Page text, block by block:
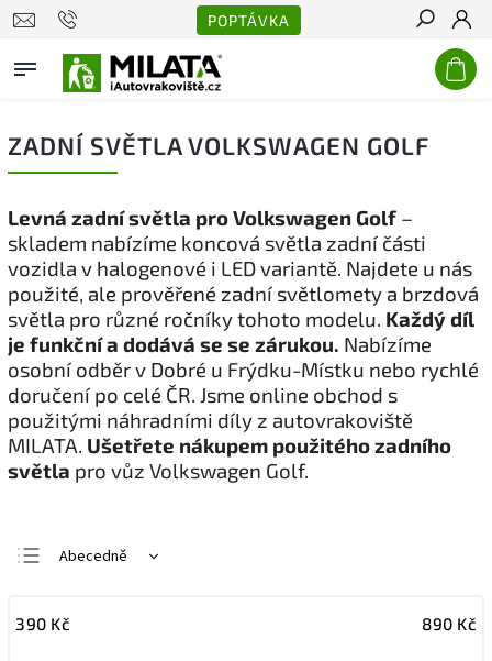
POPTÁVKA
Hledat
ZADNÍ SVĚTLA VOLKSWAGEN GOLF
Levná zadní světla pro Volkswagen Golf –
skladem nabízíme koncová světla zadní části
vozidla v halogenové i LED variantě. Najdete u nás
použité, ale prověřené zadní světlomety a brzdová
světla pro různé ročníky tohoto modelu. Každý díl
je funkční a dodává se se zárukou. Nabízíme
osobní odběr v Dobré u Frýdku-Místku nebo rychlé
doručení po celé ČR. Jsme online obchod s
použitými náhradními díly z autovrakoviště
MILATA. Ušetřete nákupem použitého zadního
světla pro vůz Volkswagen Golf.
Abecedně
Nejdražší
390 Kč 890 Kč